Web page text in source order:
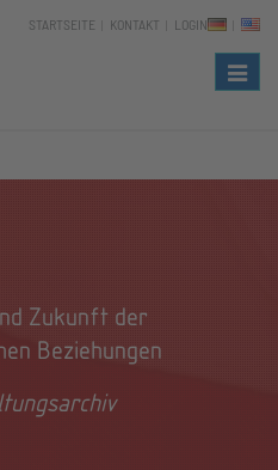
STARTSEITE KONTAKT LOGIN
Zukunft der
Beziehungen